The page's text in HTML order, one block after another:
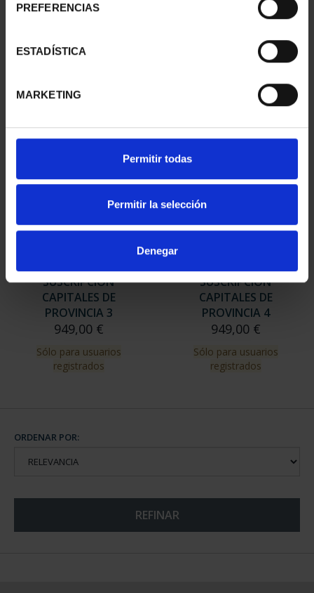
PREFERENCIAS
ESTADÍSTICA
MARKETING
Permitir todas
Permitir la selección
Denegar
PROVINCIA 1
Sólo para usuarios
SUSCRIPCIÓN
CAPITALES DE
PROVINCIA 2
Sólo para usuarios
registrados
SUSCRIPCIÓN
CAPITALES DE
PROVINCIA 3
949,00 €
Sólo para usuarios
registrados
SUSCRIPCIÓN
CAPITALES DE
PROVINCIA 4
949,00 €
Sólo para usuarios
registrados
ORDENAR POR:
REFINAR